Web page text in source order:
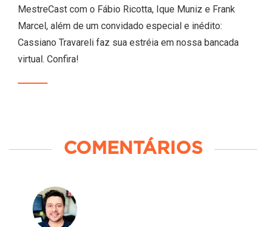
MestreCast com o Fábio Ricotta, Ique Muniz e Frank
Marcel, além de um convidado especial e inédito:
Cassiano Travareli faz sua estréia em nossa bancada
virtual. Confira!
COMENTÁRIOS